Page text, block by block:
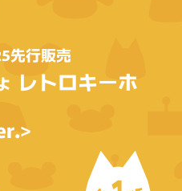
先行販売
レトロキーホ